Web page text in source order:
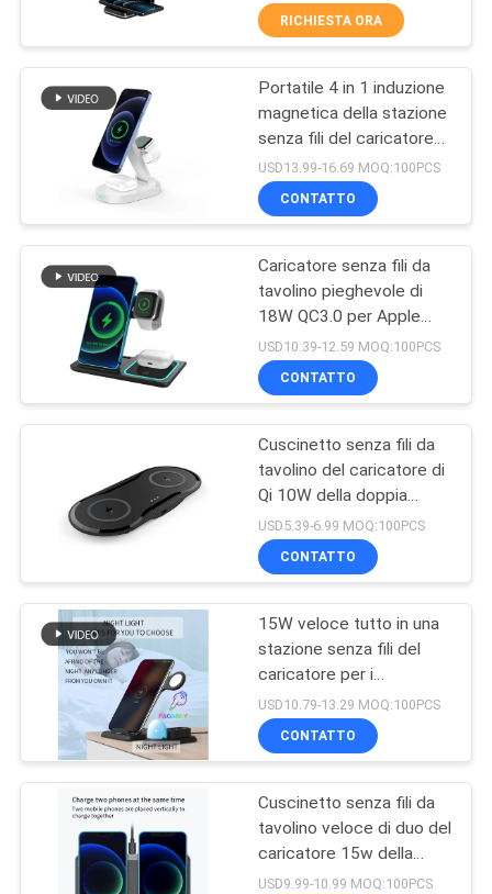
RICHIEDA
UNA
CITAZIONE
MAPPA
DEL
SITO
PRIVACY
POLICY
del cuscinetto di
topo
Supporto di carico
senza fili veloce
29
Caricatore senza fili
di multi funzione
65
La Banca senza fili
di potere di carico
19
13
RICHIESTA ORA
Portatile 4 in 1 induzione
magnetica della stazione
senza fili del caricatore
15W
USD13.99-16.69 MOQ:100PCS
CONTATTO
Caricatore senza fili da
tavolino pieghevole di
18W QC3.0 per Apple
IWatch
USD10.39-12.59 MOQ:100PCS
CONTATTO
Cuscinetto senza fili da
tavolino del caricatore di
Qi 10W della doppia
porta per Iphone Airpods
USD5.39-6.99 MOQ:100PCS
CONTATTO
15W veloce tutto in una
stazione senza fili del
caricatore per i
dispositivi multipli
USD10.79-13.29 MOQ:100PCS
CONTATTO
Cuscinetto senza fili da
tavolino veloce di duo del
caricatore 15w della
bobina doppia per
USD9.99-10.99 MOQ:100PCS